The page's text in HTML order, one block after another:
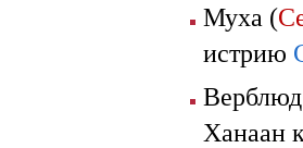
Муха (
истрию
Ханаан